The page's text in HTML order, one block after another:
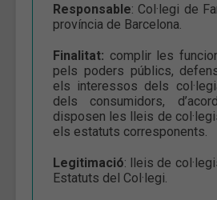
Responsable: Col·legi de
província de Barcelona.
Finalitat: complir les
pels poders públics,
els interessos dels
dels consumidors,
disposen les lleis de
els estatuts corresponents.
Legitimació: lleis de
Estatuts del Col·legi.